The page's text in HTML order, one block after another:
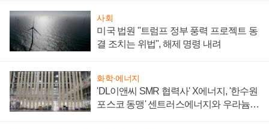
사회
미국 법원 "트럼프 정부 풍력 프로젝트 동
결 조치는 위법", 해제 명령 내려
화학·에너지
'DL이앤씨 SMR 협력사' X에너지, '한수원
포스코 동맹' 센트러스에너지와 우라늄